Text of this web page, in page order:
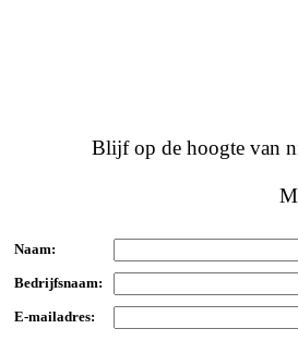
Blijf op de hoogte van
Naam:
Bedrijfsnaam:
E-mailadres: